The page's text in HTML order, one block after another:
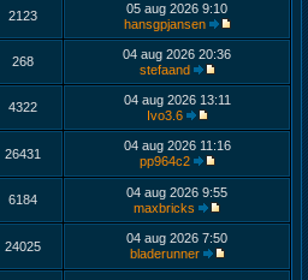
2123
05 aug 2026 9:10
hansgpjansen
268
04 aug 2026 20:36
stefaand
4322
04 aug 2026 13:11
Ivo3.6
26431
04 aug 2026 11:16
pp964c2
6184
04 aug 2026 9:55
maxbricks
24025
04 aug 2026 7:50
bladerunner